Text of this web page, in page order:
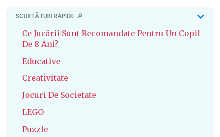
SCURTĂTURI RAPIDE 🔎
Ce Jucării Sunt Recomandate Pentru Un Copil
De 8 Ani?
Educative
Creativitate
Jocuri De Societate
LEGO
Puzzle